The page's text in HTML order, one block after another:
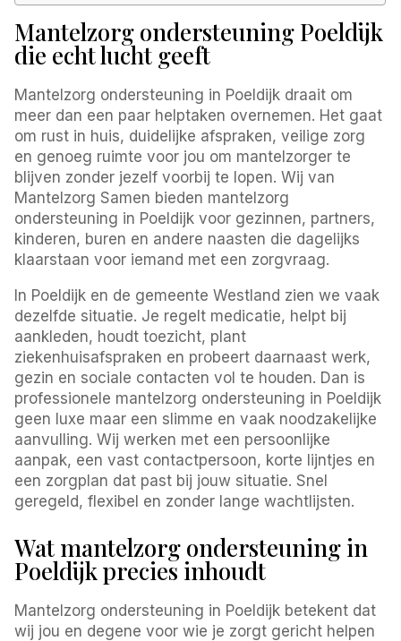
Mantelzorg ondersteuning Poeldijk
die echt lucht geeft
Mantelzorg ondersteuning in Poeldijk draait om
meer dan een paar helptaken overnemen. Het gaat
om rust in huis, duidelijke afspraken, veilige zorg
en genoeg ruimte voor jou om mantelzorger te
blijven zonder jezelf voorbij te lopen. Wij van
Mantelzorg Samen bieden mantelzorg
ondersteuning in Poeldijk voor gezinnen, partners,
kinderen, buren en andere naasten die dagelijks
klaarstaan voor iemand met een zorgvraag.
In Poeldijk en de gemeente Westland zien we vaak
dezelfde situatie. Je regelt medicatie, helpt bij
aankleden, houdt toezicht, plant
ziekenhuisafspraken en probeert daarnaast werk,
gezin en sociale contacten vol te houden. Dan is
professionele mantelzorg ondersteuning in Poeldijk
geen luxe maar een slimme en vaak noodzakelijke
aanvulling. Wij werken met een persoonlijke
aanpak, een vast contactpersoon, korte lijntjes en
een zorgplan dat past bij jouw situatie. Snel
geregeld, flexibel en zonder lange wachtlijsten.
Wat mantelzorg ondersteuning in
Poeldijk precies inhoudt
Mantelzorg ondersteuning in Poeldijk betekent dat
wij jou en degene voor wie je zorgt gericht helpen